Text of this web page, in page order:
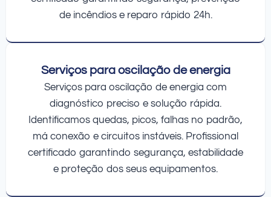
de incêndios e reparo rápido 24h.
Serviços para oscilação de energia
Serviços para oscilação de energia com
diagnóstico preciso e solução rápida.
Identificamos quedas, picos, falhas no padrão,
má conexão e circuitos instáveis. Profissional
certificado garantindo segurança, estabilidade
e proteção dos seus equipamentos.